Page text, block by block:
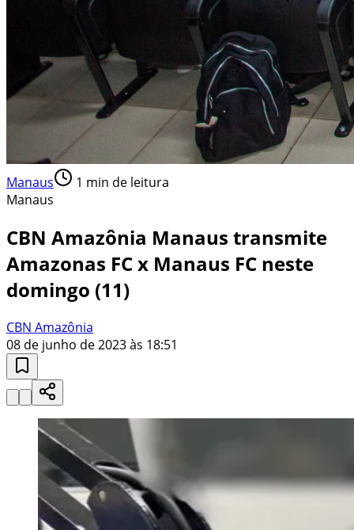
Manaus 1 min de leitura
Manaus
CBN Amazônia Manaus transmite
Amazonas FC x Manaus FC neste
domingo (11)
CBN Amazônia
08 de junho de 2023 às 18:51